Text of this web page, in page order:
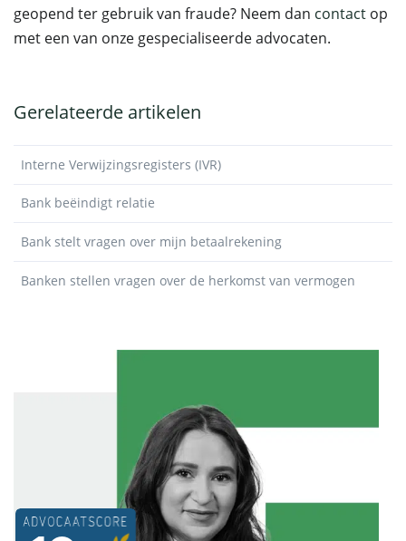
geopend ter gebruik van fraude? Neem dan contact op
met een van onze gespecialiseerde advocaten.
Gerelateerde artikelen
Interne Verwijzingsregisters (IVR)
Bank beëindigt relatie
Bank stelt vragen over mijn betaalrekening
Banken stellen vragen over de herkomst van vermogen